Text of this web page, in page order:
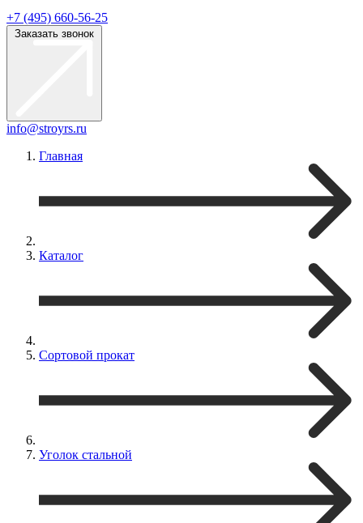
+7 (495) 660-56-25
Заказать звонок
info@stroyrs.ru
Главная
Каталог
Сортовой прокат
Уголок стальной